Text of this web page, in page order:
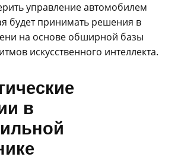
управление автомобилем
будет принимать решения в
на основе обширной базы
искусственного интеллекта.
в